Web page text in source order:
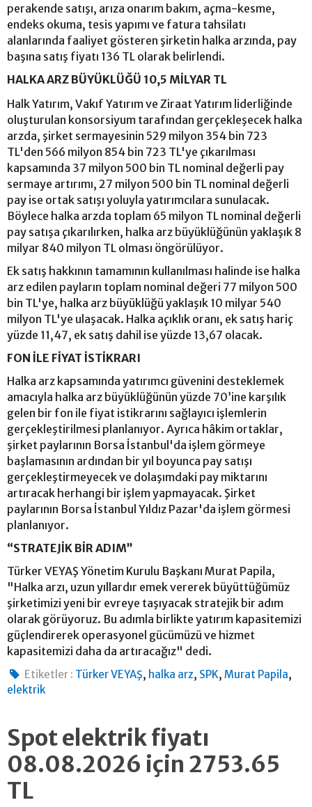
perakende satışı, arıza onarım bakım, açma-kesme,
endeks okuma, tesis yapımı ve fatura tahsilatı
alanlarında faaliyet gösteren şirketin halka arzında, pay
başına satış fiyatı 136 TL olarak belirlendi.
HALKA ARZ BÜYÜKLÜĞÜ 10,5 MİLYAR TL
Halk Yatırım, Vakıf Yatırım ve Ziraat Yatırım liderliğinde
oluşturulan konsorsiyum tarafından gerçekleşecek halka
arzda, şirket sermayesinin 529 milyon 354 bin 723
TL'den 566 milyon 854 bin 723 TL'ye çıkarılması
kapsamında 37 milyon 500 bin TL nominal değerli pay
sermaye artırımı, 27 milyon 500 bin TL nominal değerli
pay ise ortak satışı yoluyla yatırımcılara sunulacak.
Böylece halka arzda toplam 65 milyon TL nominal değerli
pay satışa çıkarılırken, halka arz büyüklüğünün yaklaşık 8
milyar 840 milyon TL olması öngörülüyor.
Ek satış hakkının tamamının kullanılması halinde ise halka
arz edilen payların toplam nominal değeri 77 milyon 500
bin TL'ye, halka arz büyüklüğü yaklaşık 10 milyar 540
milyon TL'ye ulaşacak. Halka açıklık oranı, ek satış hariç
yüzde 11,47, ek satış dahil ise yüzde 13,67 olacak.
FON İLE FİYAT İSTİKRARI
Halka arz kapsamında yatırımcı güvenini desteklemek
amacıyla halka arz büyüklüğünün yüzde 70’ine karşılık
gelen bir fon ile fiyat istikrarını sağlayıcı işlemlerin
gerçekleştirilmesi planlanıyor. Ayrıca hâkim ortaklar,
şirket paylarının Borsa İstanbul'da işlem görmeye
başlamasının ardından bir yıl boyunca pay satışı
gerçekleştirmeyecek ve dolaşımdaki pay miktarını
artıracak herhangi bir işlem yapmayacak. Şirket
paylarının Borsa İstanbul Yıldız Pazar'da işlem görmesi
planlanıyor.
“STRATEJİK BİR ADIM”
Türker VEYAŞ Yönetim Kurulu Başkanı Murat Papila,
"Halka arzı, uzun yıllardır emek vererek büyüttüğümüz
şirketimizi yeni bir evreye taşıyacak stratejik bir adım
olarak görüyoruz. Bu adımla birlikte yatırım kapasitemizi
güçlendirerek operasyonel gücümüzü ve hizmet
kapasitemizi daha da artıracağız" dedi.
Etiketler : Türker VEYAŞ, halka arz, SPK,Murat Papila,
elektrik
Spot elektrik fiyatı
08.08.2026 için 2753.65
TL